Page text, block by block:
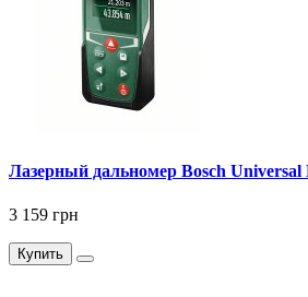
Лазерный дальномер Bosch Universal
3 159 грн
Купить